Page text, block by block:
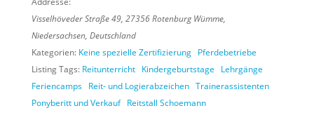
Visselhöveder Straße 49, 27356Rotenburg Wümme,
Niedersachsen, Deutschland
Kategorien: Keine spezielle Zertifizierung Pferdebetriebe
Listing Tags: Reitunterricht Kindergeburtstage
Lehrgänge
Feriencamps Reit- und Logierabzeichen Trainerassistenten
Ponyberitt und Verkauf Reitstall Schoemann